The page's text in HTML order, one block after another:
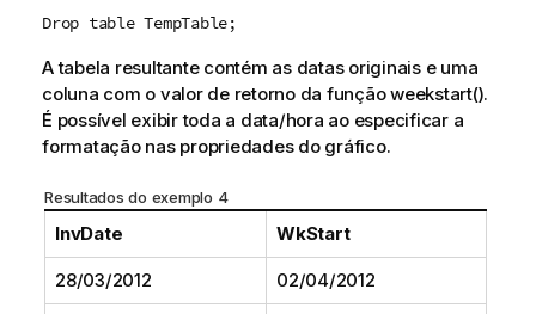
Drop table TempTable;
A tabela resultante contém as datas originais e uma
coluna com o valor de retorno da funçãoweekstart().
É possível exibir toda a data/hora ao especificar a
formatação nas propriedades do gráfico.
Resultados do exemplo 4
InvDate WkStart
28/03/2012 02/04/2012